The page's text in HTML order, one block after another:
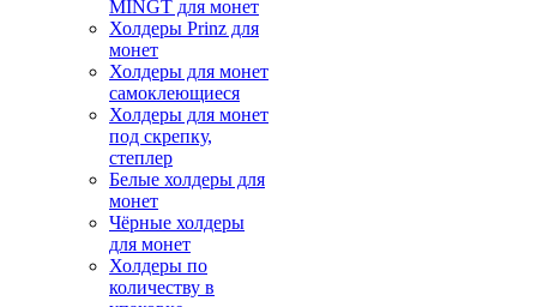
MINGT для монет
Холдеры Prinz для
монет
Холдеры для монет
самоклеющиеся
Холдеры для монет
под скрепку,
степлер
Белые холдеры для
монет
Чёрные холдеры
для монет
Холдеры по
количеству в